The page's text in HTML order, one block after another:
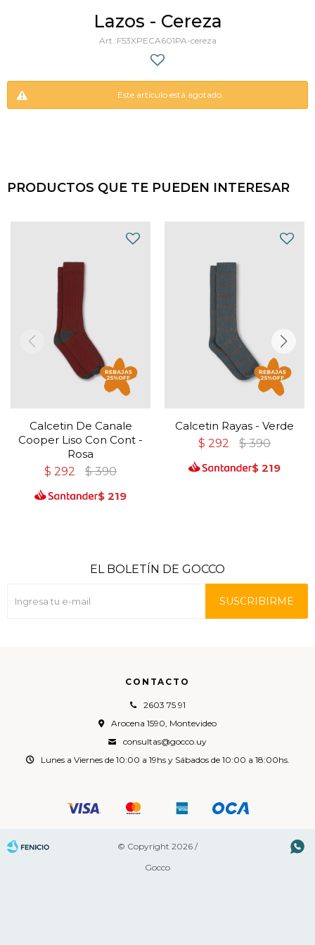
Lazos - Cereza
F53XPECA601PA-cereza
Este artículo está agotado.
PRODUCTOS QUE TE PUEDEN INTERESAR
Calcetin De Canale
Cooper Liso Con Cont -
Rosa
$ 292 $ 390
$ 219
Calcetin Rayas - Verde
$ 292 $ 390
$ 219
CONTACTO
2603 75 91
Arocena 1590, Montevideo
consultas@gocco.uy
Lunes a Viernes de 10:00 a 19hs y Sábados de 10:00 a 18:00hs.
EL BOLETÍN DE GOCCO
SUSCRIBIRME
© Copyright 2026 /
Gocco
